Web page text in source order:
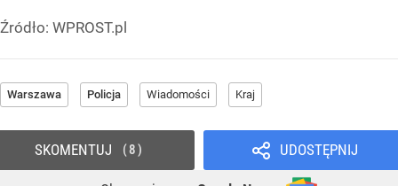
Źródło: WPROST.pl
Warszawa Policja Wiadomości Kraj
UDOSTĘPNIJ
SKOMENTUJ 8